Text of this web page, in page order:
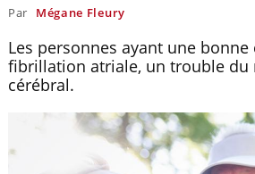
Par Mégane Fleury
Les personnes ayant une
fibrillation atriale, un trouble du
cérébral.